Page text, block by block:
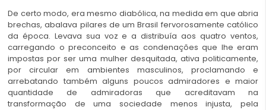
De certo modo, era mesmo diabólica, na medida em que abria
brechas, abalava pilares de um Brasil fervorosamente católico
da época. Levava sua voz e a distribuía aos quatro ventos,
carregando o preconceito e as condenações que lhe eram
impostas por ser uma mulher desquitada, ativa politicamente,
por circular em ambientes masculinos, proclamando e
arrebatando também alguns poucos admiradores e maior
quantidade de admiradoras que acreditavam na
transformação de uma sociedade menos injusta, pela